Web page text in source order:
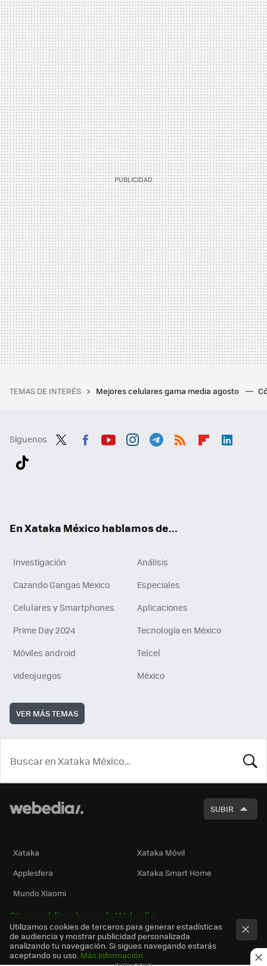
TEMAS DE INTERÉS Mejores celulares gama media agosto
Síguenos
En Xataka México hablamos de...
Investigación
Análisis
Cazando Gangas Mexico
Especiales
Celulares y Smartphones
Aplicaciones
Prime Day 2024
Tecnología en México
Móviles android
Telcel
videojuegos
México
VER MÁS TEMAS
SUBIR
Xataka
Xataka Móvil
Applesfera
Xataka Smart Home
Mundo Xiaomi
Otras publicaciones de Webedia
Utilizamos cookies de terceros para generar estadísticas
de audiencia y mostrar publicidad personalizada
analizando tu navegación. Si sigues navegando estarás
aceptando su uso. Más información